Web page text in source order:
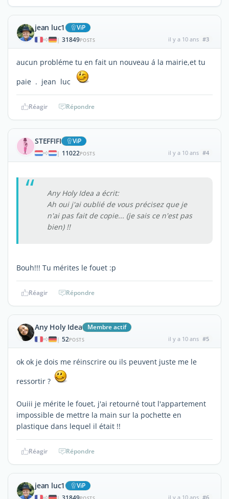
jean luc1 ViP
| 31849POSTS il y a 10 ans #3
aucun probléme tu en fait un nouveau á la mairie,et tu
paie . jean luc
Réagir Répondre
STEFFIFI ViP
| 11022POSTS il y a 10 ans #4
Any Holy Idea a écrit:
Ah oui j'ai oublié de vous précisez que je
n'ai pas fait de copie... (je sais ce n'est pas
bien) !!
Bouh!!! Tu mérites le fouet :p
Réagir Répondre
Any Holy Idea Membre actif
| 52POSTS il y a 10 ans #5
ok ok je dois me réinscrire ou ils peuvent juste me le
ressortir ?
Ouiii je mérite le fouet, j'ai retourné tout l'appartement
impossible de mettre la main sur la pochette en
plastique dans lequel il était !!
Réagir Répondre
jean luc1 ViP
il y a 10 ans #6